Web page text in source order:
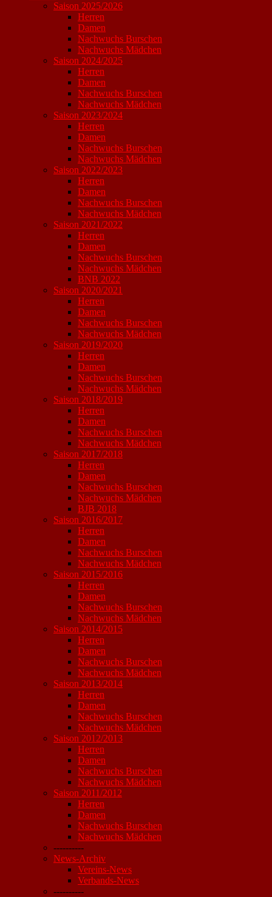
Saison 2025/2026
Herren
Damen
Nachwuchs Burschen
Nachwuchs Mädchen
Saison 2024/2025
Herren
Damen
Nachwuchs Burschen
Nachwuchs Mädchen
Saison 2023/2024
Herren
Damen
Nachwuchs Burschen
Nachwuchs Mädchen
Saison 2022/2023
Herren
Damen
Nachwuchs Burschen
Nachwuchs Mädchen
Saison 2021/2022
Herren
Damen
Nachwuchs Burschen
Nachwuchs Mädchen
BNB 2022
Saison 2020/2021
Herren
Damen
Nachwuchs Burschen
Nachwuchs Mädchen
Saison 2019/2020
Herren
Damen
Nachwuchs Burschen
Nachwuchs Mädchen
Saison 2018/2019
Herren
Damen
Nachwuchs Burschen
Nachwuchs Mädchen
Saison 2017/2018
Herren
Damen
Nachwuchs Burschen
Nachwuchs Mädchen
BJB 2018
Saison 2016/2017
Herren
Damen
Nachwuchs Burschen
Nachwuchs Mädchen
Saison 2015/2016
Herren
Damen
Nachwuchs Burschen
Nachwuchs Mädchen
Saison 2014/2015
Herren
Damen
Nachwuchs Burschen
Nachwuchs Mädchen
Saison 2013/2014
Herren
Damen
Nachwuchs Burschen
Nachwuchs Mädchen
Saison 2012/2013
Herren
Damen
Nachwuchs Burschen
Nachwuchs Mädchen
Saison 2011/2012
Herren
Damen
Nachwuchs Burschen
Nachwuchs Mädchen
----------
News-Archiv
Vereins-News
Verbands-News
----------